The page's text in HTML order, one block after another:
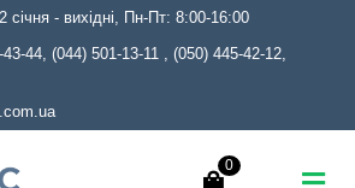
січня - вихідні, Пн-Пт: 8:00-16:00
44, (044) 501-13-11 , (050) 445-42-12,
0